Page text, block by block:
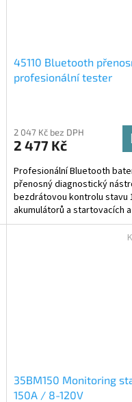
45110 Bluetooth
profesionální tester
2 047 Kč bez DPH
2 477 Kč
Profesionální Bluetooth
přenosný diagnostický
bezdrátovou kontrolu stavu
akumulátorů a startovacích
systémů...
35BM150 Monitoring
150A / 8-120V